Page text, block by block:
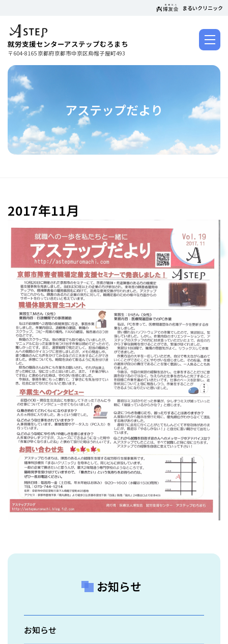
まるいクリニック
就労支援センターアステップむろまち
〒604-8165 京都府京都市中京区烏帽子屋町493
アステップだより
2017年11月
お知らせ
お知らせ